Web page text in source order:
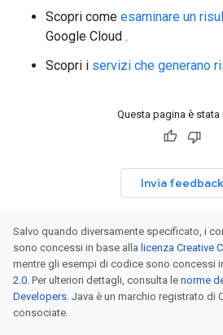
Scopri come esaminare un
Google Cloud .
Scopri i servizi che generano
Questa pagina è stata
Invia feedback
Salvo quando diversamente specificato, i
sono concessi in base alla licenza Creative
mentre gli esempi di codice sono concessi
2.0. Per ulteriori dettagli, consulta le norme
Developers. Java è un marchio registrato di
consociate.